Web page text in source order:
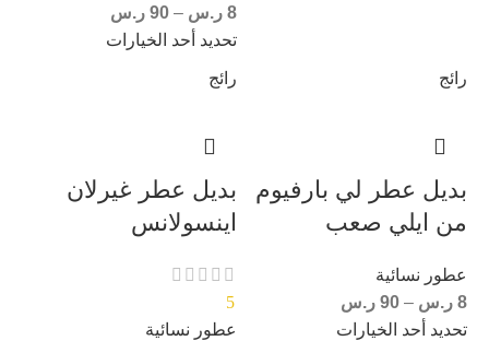
8 ر.س –
90 ر.س
تحديد أحد الخيارات
رائج
بديل عطر لي بارفيوم
من ايلي صعب
عطور نسائية
8 ر.س –
90 ر.س
تحديد أحد الخيارات
رائج
بديل عطر غيرلان
اينسولانس
5
عطور نسائية